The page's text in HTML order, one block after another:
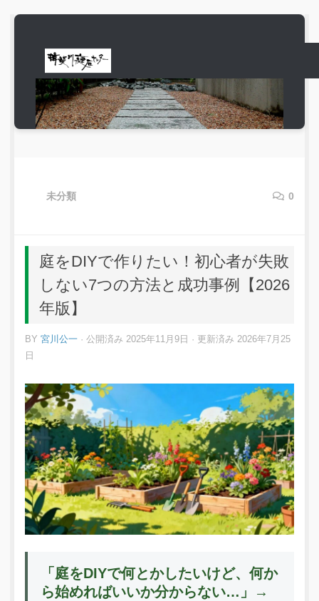
未分類 0
庭をDIYで作りたい！初心者が失敗
しない7つの方法と成功事例【2026
年版】
BY 宮川公一 · 公開済み 2025年11月9日 · 更新済み 2026年7月25
日
「庭をDIYで何とかしたいけど、何か
ら始めればいいか分からない…」→